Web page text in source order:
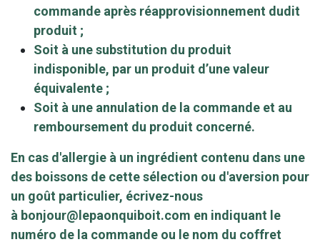
commande après réapprovisionnement dudit
produit ;
Soit à une substitution du produit
indisponible, par un produit d’une valeur
équivalente ;
Soit à une annulation de la commande et au
remboursement du produit concerné.
En cas d'allergie à un ingrédient contenu dans une
des boissons de cette sélection ou d'aversion pour
un goût particulier, écrivez-nous
à bonjour@lepaonquiboit.com en indiquant le
numéro de la commande ou le nom du coffret